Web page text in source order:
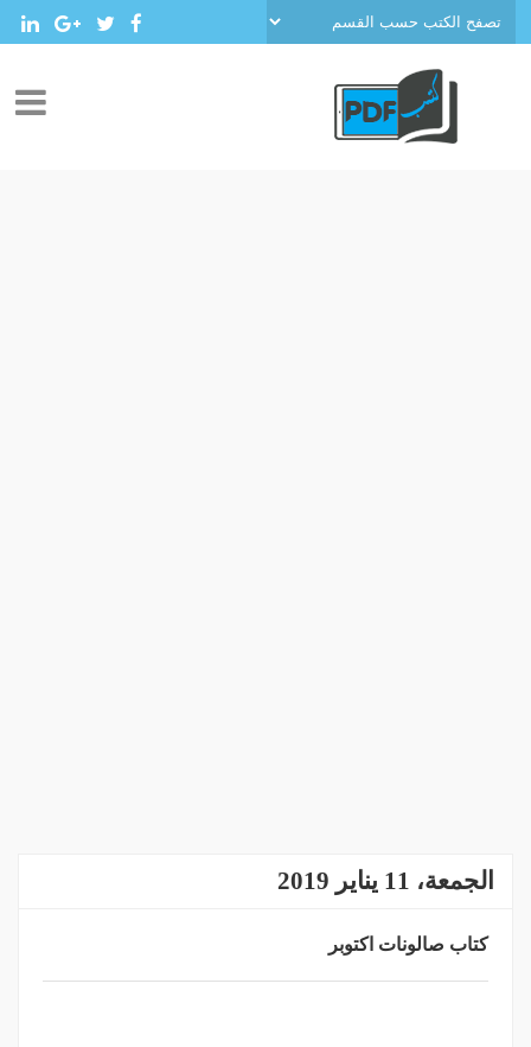
الجمعة، 11 يناير 2019
كتاب صالونات اكتوبر